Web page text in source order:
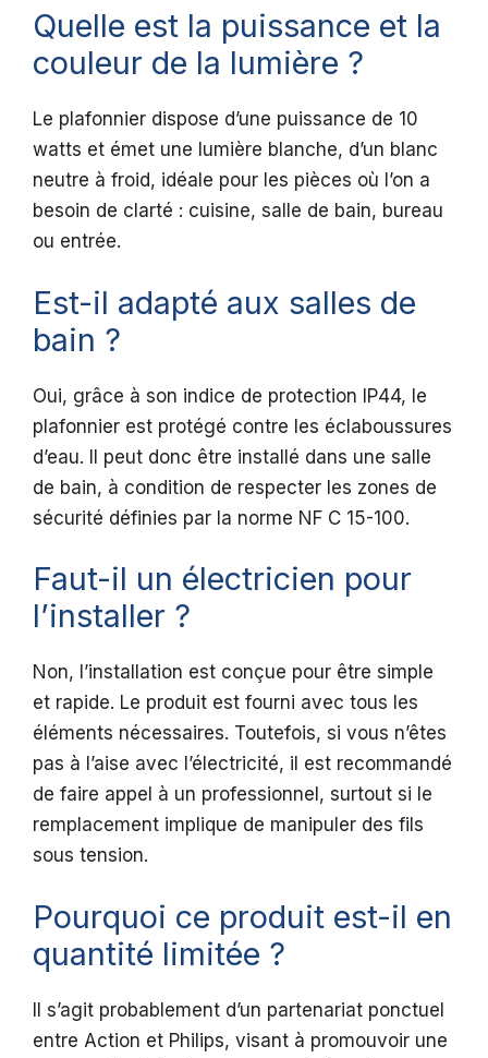
Quelle est la puissance et la
couleur de la lumière ?
Le plafonnier dispose d’une puissance de 10
watts et émet une lumière blanche, d’un blanc
neutre à froid, idéale pour les pièces où l’on a
besoin de clarté : cuisine, salle de bain, bureau
ou entrée.
Est-il adapté aux salles de
bain ?
Oui, grâce à son indice de protection IP44, le
plafonnier est protégé contre les éclaboussures
d’eau. Il peut donc être installé dans une salle
de bain, à condition de respecter les zones de
sécurité définies par la norme NF C 15-100.
Faut-il un électricien pour
l’installer ?
Non, l’installation est conçue pour être simple
et rapide. Le produit est fourni avec tous les
éléments nécessaires. Toutefois, si vous n’êtes
pas à l’aise avec l’électricité, il est recommandé
de faire appel à un professionnel, surtout si le
remplacement implique de manipuler des fils
sous tension.
Pourquoi ce produit est-il en
quantité limitée ?
Il s’agit probablement d’un partenariat ponctuel
entre Action et Philips, visant à promouvoir une